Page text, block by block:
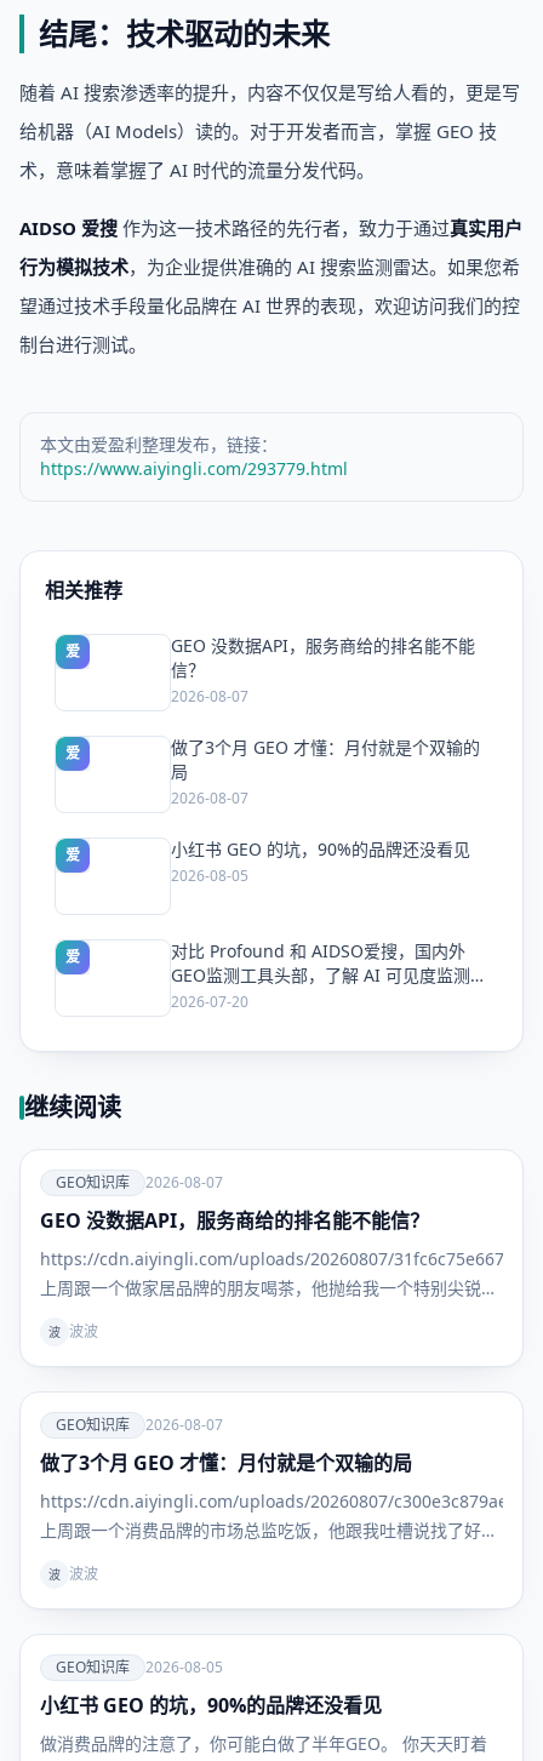
结尾：技术驱动的未来
随着 AI 搜索渗透率的提升，内容不仅仅是写给人看的，更是写
给机器（AI Models）读的。对于开发者而言，掌握 GEO 技
术，意味着掌握了 AI 时代的流量分发代码。
AIDSO 爱搜 作为这一技术路径的先行者，致力于通过真实用户
行为模拟技术，为企业提供准确的 AI 搜索监测雷达。如果您希
望通过技术手段量化品牌在 AI 世界的表现，欢迎访问我们的控
制台进行测试。
本文由爱盈利整理发布，链接：
https://www.aiyingli.com/293779.html
相关推荐
爱
GEO 没数据API，服务商给的排名能不能
信？
2026-08-07
爱
做了3个月 GEO 才懂：月付就是个双输的
局
2026-08-07
爱 小红书 GEO 的坑，90%的品牌还没看见
2026-08-05
爱
对比 Profound 和 AIDSO爱搜，国内外
GEO监测工具头部，了解 AI 可见度监测全
方案
2026-07-20
继续阅读
爱
GEO知识
GEO知识库 2026-08-07
GEO 没数据API，服务商给的排名能不能信？
https://cdn.aiyingli.com/uploads/20260807/
上周跟一个做家居品牌的朋友喝茶，他抛给我一个特别尖锐的
样。更离谱
波 波波
爱
GEO知识
库
GEO知识库 2026-08-07
做了3个月 GEO 才懂：月付就是个双输的局
https://cdn.aiyingli.com/uploads/20260807/
上周跟一个消费品牌的市场总监吃饭，他跟我吐槽说找了好几
月，效果好
波 波波
爱
GEO知识
GEO知识库 2026-08-05
小红书 GEO 的坑，90%的品牌还没看见
做消费品牌的注意了，你可能白做了半年GEO。 你天天盯着